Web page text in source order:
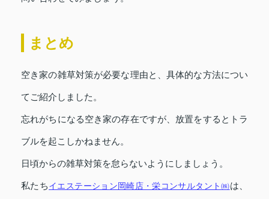
まとめ
空き家の雑草対策が必要な理由と、具体的な方法につい
てご紹介しました。
忘れがちになる空き家の存在ですが、放置をするとトラ
ブルを起こしかねません。
日頃からの雑草対策を怠らないようにしましょう。
私たちイエステーション岡崎店・栄コンサルタント㈱は、